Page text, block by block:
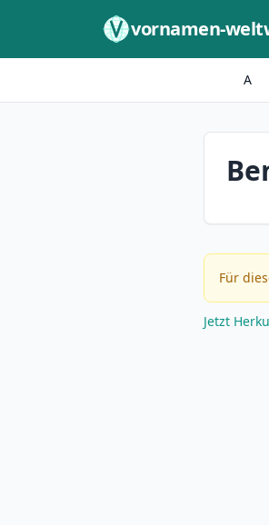
vornamen-
A
Für
Jetzt